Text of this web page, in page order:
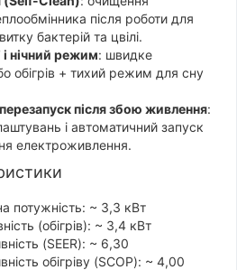
після роботи для
бактерій та цвілі.
і нічний режим: швидке
обігрів + тихий режим для сну
після збою живлення:
і автоматичний запуск
електроживлення.
потужність: ~ 3,3 кВт
(обігрів): ~ 3,4 кВт
(SEER): ~ 6,30
обігріву (SCOP): ~ 4,00